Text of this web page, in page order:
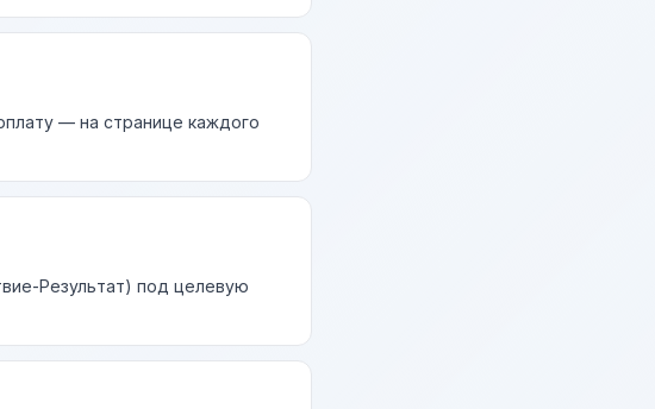
— на странице каждого
Результат) под целевую